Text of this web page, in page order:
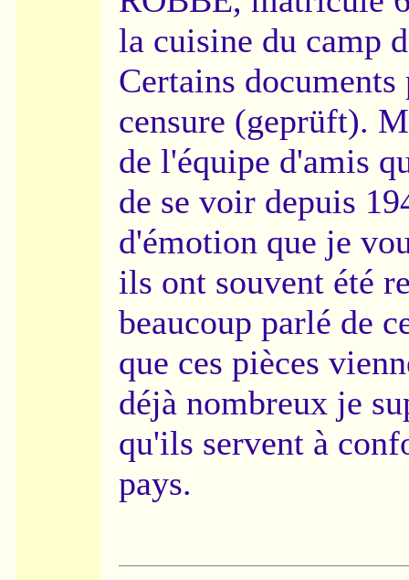
la cuisine du camp
Certains
censure (geprüft).
de l'équipe d'amis
de se voir depuis
d'émotion que je
ils ont souvent été
beaucoup parlé de
que ces pièces
déjà nombreux je
qu'ils servent à
pays.